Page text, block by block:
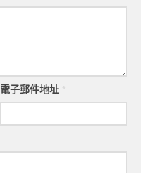
電子郵件地址